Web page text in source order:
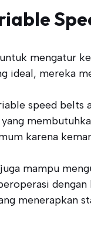
mengatur
ideal, mereka
speed
karena
mampu
dengan
menerapkan